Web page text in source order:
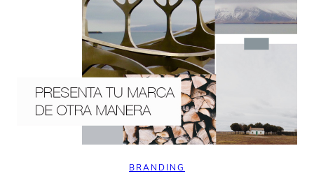
BRANDING